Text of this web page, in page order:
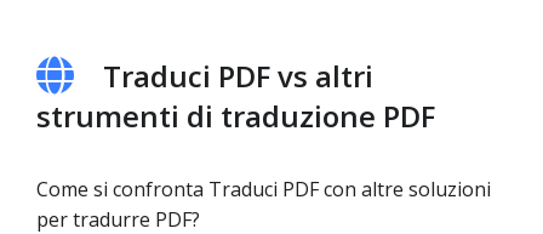
Traduci PDF vs altri
strumenti di traduzione PDF
Come si confronta Traduci PDF con altre soluzioni
per tradurre PDF?